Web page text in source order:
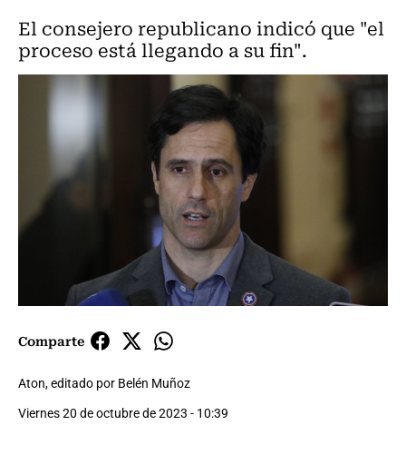
El consejero republicano indicó que "el
proceso está llegando a su fin".
Comparte
Aton, editado por Belén Muñoz
Viernes 20 de octubre de 2023 - 10:39